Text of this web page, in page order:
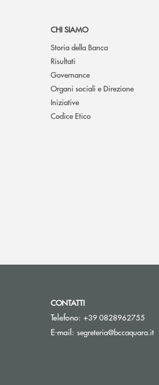
CHI SIAMO
Storia della Banca
Risultati
Governance
Organi sociali e Direzione
Iniziative
Codice Etico
CONTATTI
Telefono: +39 0828962755
E-mail: segreteria@bccaquara.it